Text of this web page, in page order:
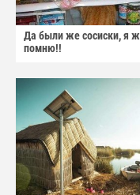
Да были же сосиски, я ж
помню!!